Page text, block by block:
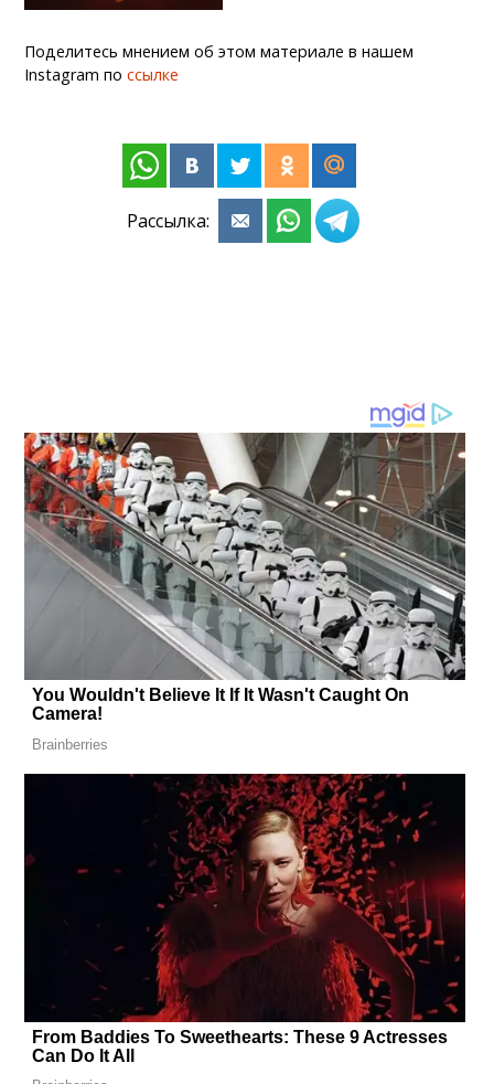
Поделитесь мнением об этом материале в нашем
Instagram поссылке
Рассылка: